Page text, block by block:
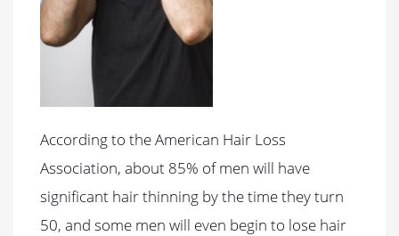
According to the American Hair Loss
Association, about 85% of men will have
significant hair thinning by the time they turn
50, and some men will even begin to lose hair